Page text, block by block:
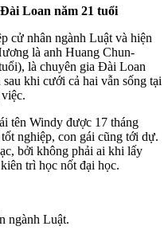
Loan năm 21 tuổi
cử nhân ngành Luật và hiện
là anh Huang Chun-
là chuyên gia Đài Loan
khi cưới cả hai vẫn sống tại
tên Windy được 17 tháng
nghiệp, con gái cũng tới dự.
bởi không phải ai khi lấy
trì học nốt đại học.
ngành Luật.